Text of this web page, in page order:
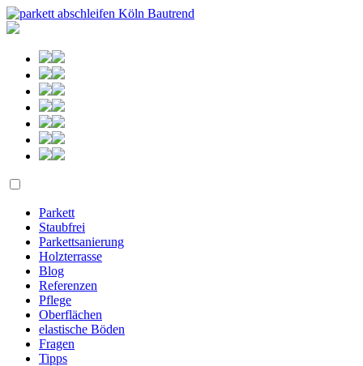
Parkett
Staubfrei
Parkettsanierung
Holzterrasse
Blog
Referenzen
Pflege
Oberflächen
elastische Böden
Fragen
Tipps